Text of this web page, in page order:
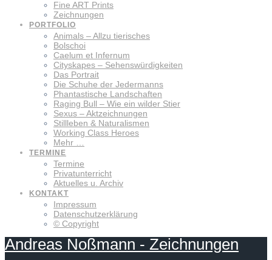
Fine ART Prints
Zeichnungen
PORTFOLIO
Animals – Allzu tierisches
Bolschoi
Caelum et Infernum
Cityskapes – Sehenswürdigkeiten
Das Portrait
Die Schuhe der Jedermanns
Phantastische Landschaften
Raging Bull – Wie ein wilder Stier
Sexus – Aktzeichnungen
Stillleben & Naturalismen
Working Class Heroes
Mehr …
TERMINE
Termine
Privatunterricht
Aktuelles u. Archiv
KONTAKT
Impressum
Datenschutzerklärung
© Copyright
Andreas Noßmann - Zeichnungen